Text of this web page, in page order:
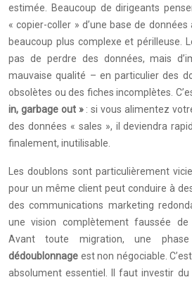
estimée. Beaucoup de dirigeants
« copier-coller » d’une base de
beaucoup plus complexe et périlleuse.
pas de perdre des données, mais
mauvaise qualité – en particulier des
obsolètes ou des fiches incomplètes.
in, garbage out »: si vous alimentez
des données « sales », il deviendra
finalement, inutilisable.
Les doublons sont particulièrement
pour un même client peut conduire à
des communications marketing
une vision complètement faussée
Avant toute migration, une
dédoublonnage est non négociable.
absolument essentiel. Il faut investir